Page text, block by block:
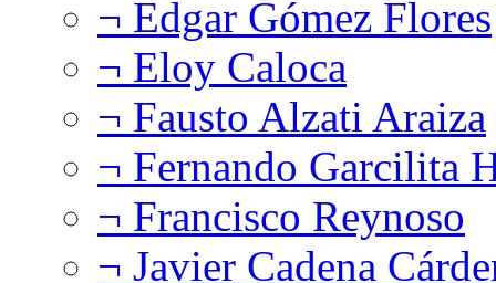
¬ Edgar Gómez Flores
¬ Eloy Caloca
¬ Fausto Alzati Araiza
¬ Fernando Garcilita
¬ Francisco Reynoso
¬ Javier Cadena